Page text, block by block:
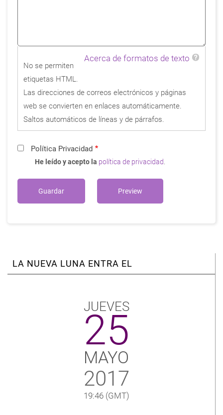
Acerca de formatos de texto
No se permiten
etiquetas HTML.
Las direcciones de correos electrónicos y páginas
web se convierten en enlaces automáticamente.
Saltos automáticos de líneas y de párrafos.
Política Privacidad
He leído y acepto la política de privacidad.
LA NUEVA LUNA ENTRA EL
JUEVES
25
MAYO
2017
19:46 (GMT)